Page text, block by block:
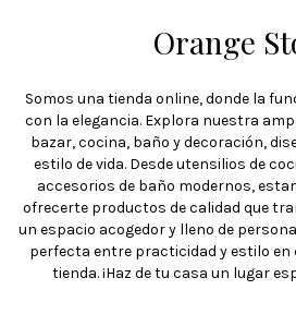
Orange
Somos una tienda online, donde la
con la elegancia. Explora nuestra
bazar, cocina, baño y decoración,
estilo de vida. Desde utensilios de
accesorios de baño modernos,
ofrecerte productos de calidad que
un espacio acogedor y lleno de
perfecta entre practicidad y estilo en
tienda. ¡Haz de tu casa un lugar